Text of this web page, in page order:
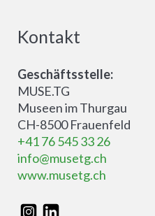
Kontakt
Geschäftsstelle:
MUSE.TG
Museen im Thurgau
CH-8500 Frauenfeld
+41 76 545 33 26
info@musetg.ch
www.musetg.ch